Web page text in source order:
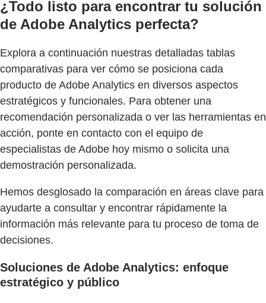
¿Todo listo para encontrar tu solución
de Adobe Analytics perfecta?
Explora a continuación nuestras detalladas tablas
comparativas para ver cómo se posiciona cada
producto de Adobe Analytics en diversos aspectos
estratégicos y funcionales. Para obtener una
recomendación personalizada o ver las herramientas en
acción, ponte en contacto con el equipo de
especialistas de Adobe hoy mismo o solicita una
demostración personalizada.
Hemos desglosado la comparación en áreas clave para
ayudarte a consultar y encontrar rápidamente la
información más relevante para tu proceso de toma de
decisiones.
Soluciones de Adobe Analytics: enfoque
estratégico y público